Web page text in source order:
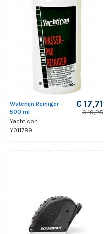
Waterlijn Reiniger -
500 ml
Yachticon
Y011789
€ 17,71
€ 19,25